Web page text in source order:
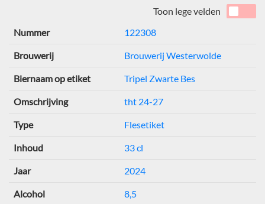
Toon lege velden
Nummer
122308
Brouwerij Brouwerij Westerwolde
Biernaam op etiket Tripel Zwarte Bes
Omschrijving tht 24-27
Type Flesetiket
Inhoud 33 cl
Jaar 2024
Alcohol 8,5